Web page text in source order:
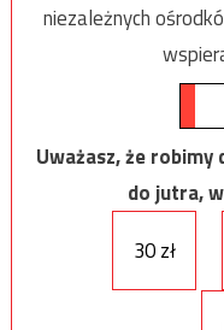
niezależnych
Uważasz, że
do jutra,
30 zł